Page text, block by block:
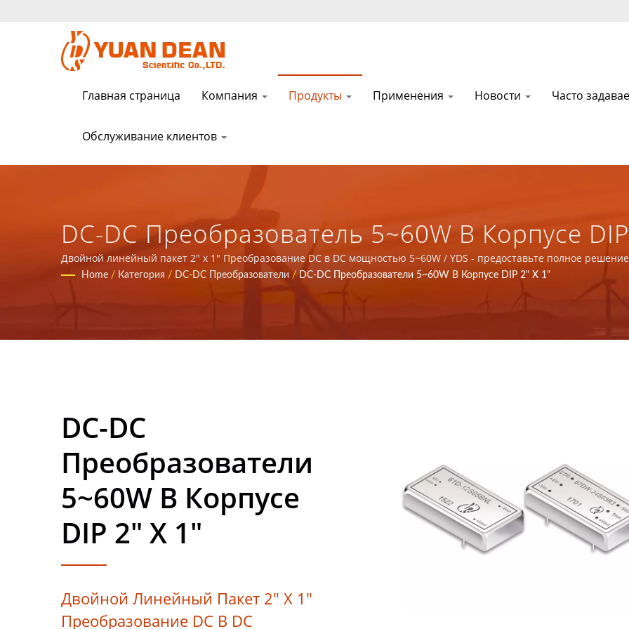
Главная страница Компания Продукты Применения Новости Часто
Обслуживание клиентов
DC-DC Преобразователь 5~60W В Корпусе
Предоставьте Полное Решение Для
Силовых Продуктов В Приложении
Двойной линейный пакет 2" x 1" Преобразование DC в DC мощностью 5~60W / YDS - предоставьте полное
в приложении коммуникационной сети.
Home / Категория / DC-DC Преобразователи / DC-DC Преобразователи 5~60W В Корпусе DIP 2" X 1"
DC-DC
Преобразователи
5~60W В Корпусе
DIP 2" X 1"
Двойной Линейный Пакет 2" X 1"
Преобразование DC В DC